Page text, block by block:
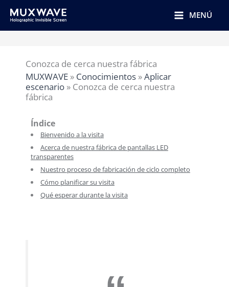
MENÚ
Conozca de cerca nuestra fábrica
MUXWAVE » Conocimientos »Aplicar
escenario » Conozca de cerca nuestra
fábrica
Índice
Bienvenido a la visita
Acerca de nuestra fábrica de pantallas LED
transparentes
Nuestro proceso de fabricación de ciclo completo
Cómo planificar su visita
Qué esperar durante la visita